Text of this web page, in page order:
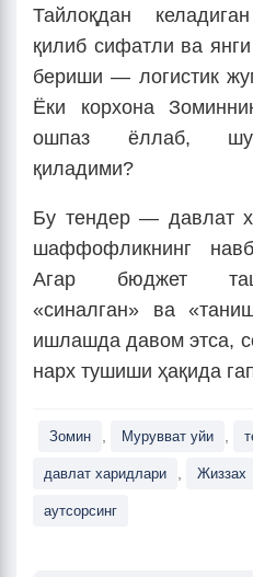
Тайлоқдан
қилиб сифатли ва
бериши — логистик
Ёки корхона
ошпаз ёллаб,
қиладими?
Бу тендер — давлат
шаффофликнинг
Агар бюджет
«синалган» ва
ишлашда давом этса,
нарх тушиши ҳақида
Зомин , Мурувват уйи ,
давлат харидлари , Жиззах
аутсорсинг